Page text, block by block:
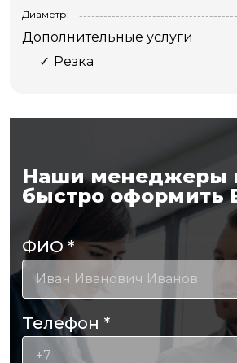
Диаметр:
Дополнительные услуги
Резка
Наши менеджеры
быстро оформить
ФИО*
Телефон *